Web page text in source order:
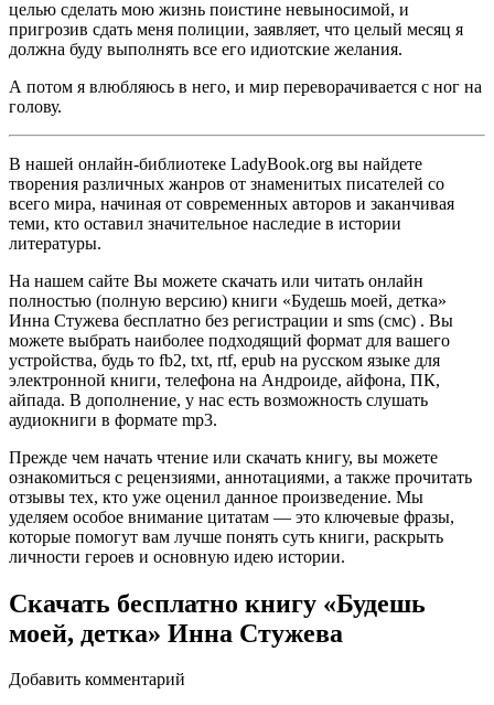
целью сделать мою жизнь поистине невыносимой, и
пригрозив сдать меня полиции, заявляет, что целый месяц я
должна буду выполнять все его идиотские желания.
А потом я влюбляюсь в него, и мир переворачивается с ног на
голову.
В нашей онлайн-библиотеке LadyBook.org вы найдете
творения различных жанров от знаменитых писателей со
всего мира, начиная от современных авторов и заканчивая
теми, кто оставил значительное наследие в истории
литературы.
На нашем сайте Вы можете скачать или читать онлайн
полностью (полную версию) книги «Будешь моей, детка»
Инна Стужева бесплатно без регистрации и sms (смс) . Вы
можете выбрать наиболее подходящий формат для вашего
устройства, будь то fb2, txt, rtf, epub на русском языке для
электронной книги, телефона на Андроиде, айфона, ПК,
айпада. В дополнение, у нас есть возможность слушать
аудиокниги в формате mp3.
Прежде чем начать чтение или скачать книгу, вы можете
ознакомиться с рецензиями, аннотациями, а также прочитать
отзывы тех, кто уже оценил данное произведение. Мы
уделяем особое внимание цитатам — это ключевые фразы,
которые помогут вам лучше понять суть книги, раскрыть
личности героев и основную идею истории.
Скачать бесплатно книгу «Будешь
моей, детка» Инна Стужева
Добавить комментарий